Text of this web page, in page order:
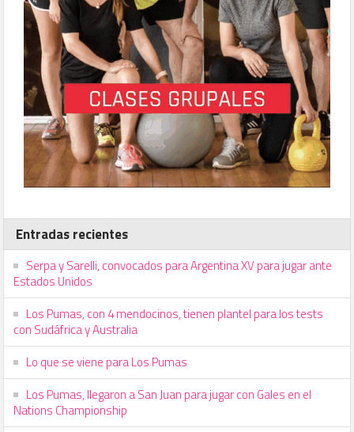
Entradas recientes
Serpa y Sarelli, convocados para Argentina XV para jugar ante
Estados Unidos
Los Pumas, con 4 mendocinos, tienen plantel para los tests
con Sudáfrica y Australia
Lo que se viene para Los Pumas
Los Pumas, llegaron a San Juan para jugar con Gales en el
Nations Championship